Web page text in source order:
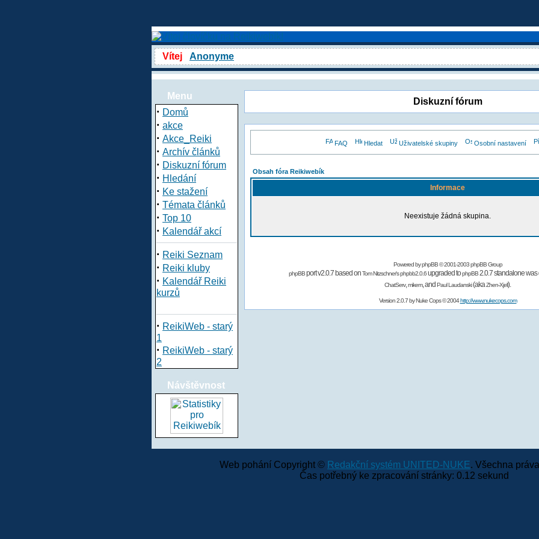
Vítej Anonyme
Menu
· Domů
· akce
· Akce_Reiki
· Archív článků
· Diskuzní fórum
· Hledání
· Ke stažení
· Témata článků
· Top 10
· Kalendář akcí
· Reiki Seznam
· Reiki kluby
· Kalendář Reiki
kurzů
· ReikiWeb - starý
1
· ReikiWeb - starý
2
Návštěvnost
Diskuzní fórum
FAQ Hledat Uživatelské skupiny Osobní nastavení
Obsah fóra Reikiwebík
Informace
Neexistuje žádná skupina.
Powered byphpBB© 2001-2003 phpBB Group
phpBBport v2.0.7 based onTom Nitzschner'sphpbb2.0.6upgraded tophpBB2.0.7 standalone
ChatServ,mikem,and Paul Laudanski(akaZhen-Xjell).
Version 2.0.7 byNuke Cops© 2004http://www.nukecops.com
Web pohání Copyright © Redakční systém UNITED-NUKE. Všechna
Čas potřebný ke zpracování stránky: 0.12 sekund